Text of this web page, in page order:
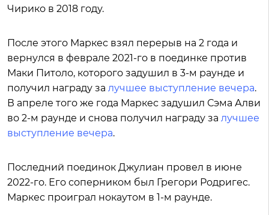
Чирико в 2018 году.
После этого Маркес взял перерыв на 2 года и
вернулся в феврале 2021-го в поединке против
Маки Питоло, которого задушил в 3-м раунде и
получил награду за лучшее выступление вечера.
В апреле того же года Маркес задушил Сэма Алви
во 2-м раунде и снова получил награду за лучшее
выступление вечера.
Последний поединок Джулиан провел в июне
2022-го. Его соперником был Грегори Родригес.
Маркес проиграл нокаутом в 1-м раунде.